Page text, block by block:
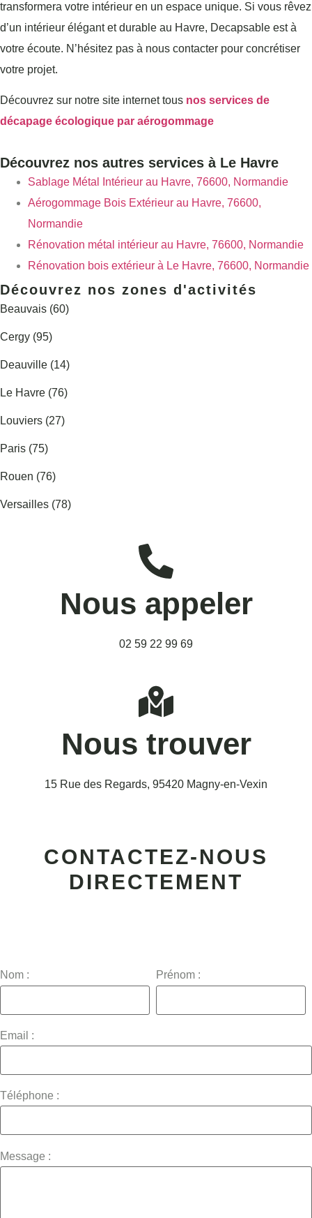
transformera votre intérieur en un espace unique. Si vous rêvez
d’un intérieur élégant et durable au Havre, Decapsable est à
votre écoute. N’hésitez pas à nous contacter pour concrétiser
votre projet.
Découvrez sur notre site internet tous nos services de
décapage écologique par aérogommage
Découvrez nos autres services à Le Havre
Sablage Métal Intérieur au Havre, 76600, Normandie
Aérogommage Bois Extérieur au Havre, 76600,
Normandie
Rénovation métal intérieur au Havre, 76600, Normandie
Rénovation bois extérieur à Le Havre, 76600, Normandie
Découvrez nos zones d'activités
Beauvais (60)
Cergy (95)
Deauville (14)
Le Havre (76)
Louviers (27)
Paris (75)
Rouen (76)
Versailles (78)
Nous appeler
02 59 22 99 69
Nous trouver
15 Rue des Regards, 95420 Magny-en-Vexin
CONTACTEZ-NOUS
DIRECTEMENT
Nom : Prénom :
Email :
Téléphone :
Message :